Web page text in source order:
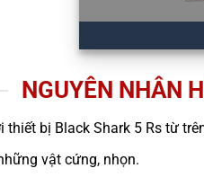
NGUYÊN NHÂN
thiết bị Black Shark 5 Rs từ
vật cứng, nhọn.